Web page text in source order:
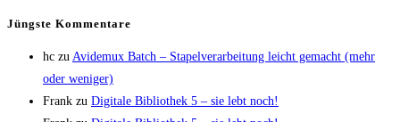
Jüngs­te Kommentare
hc zu Avi­de­mux Batch – Sta­pel­ver­ar­bei­tung leicht gemacht (mehr
oder weniger)
Frank zu Digi­ta­le Biblio­thek 5 – sie lebt noch!